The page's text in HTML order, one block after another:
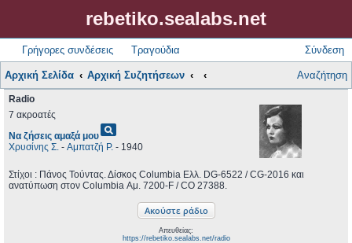
rebetiko.sealabs.net
Γρήγορες συνδέσεις Τραγούδια Σύνδεση
Αρχική Σελίδα Αρχική Συζητήσεων Αναζήτηση
Radio
7 ακροατές
Να ζήσεις αμαξά μουpageview
Χρυσίνης Σ. - Αμπατζή Ρ. - 1940
Στίχοι : Πάνος Τούντας. Δίσκος Columbia Ελλ. DG-6522 / CG-2016 και
ανατύπωση στον Columbia ‎Αμ. 7200-F / CO 27388.
Απευθείας:
https://rebetiko.sealabs.net/radio